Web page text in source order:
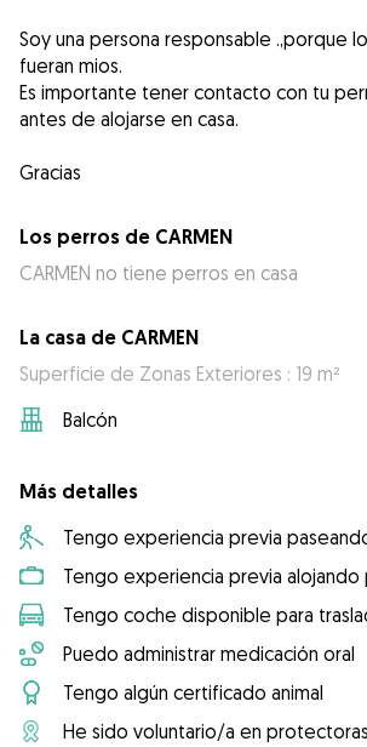
Soy una persona responsable .,porque
fueran mios.
Es importante tener contacto con tu
antes de alojarse en casa.
Gracias
Los perros de CARMEN
CARMEN no tiene perros en casa
La casa de CARMEN
Superficie de Zonas Exteriores : 19 m²
Balcón
Más detalles
Tengo experiencia previa
Tengo experiencia previa alojando
Tengo coche disponible para
Puedo administrar medicación oral
Tengo algún certificado animal
He sido voluntario/a en protectoras